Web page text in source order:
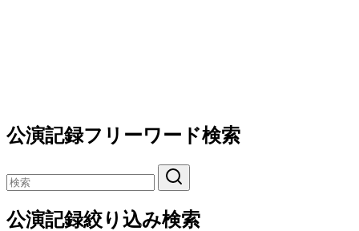
公演記録フリーワード検索
公演記録絞り込み検索